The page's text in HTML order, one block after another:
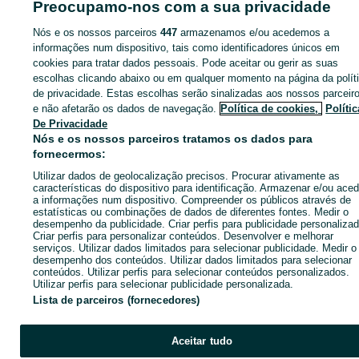
Entra na tua conta OLX ou cria uma nova para contactares
anunciante
Entrar ou criar conta
Ligar / SMS Enviar mensagem
Preocupamo-nos com a sua privacidade
Nós e os nossos parceiros447 armazenamos e/ou acedemos a
informações num dispositivo, tais como identificadores únicos em
cookies para tratar dados pessoais. Pode aceitar ou gerir as suas
escolhas clicando abaixo ou em qualquer momento na página da
de privacidade. Estas escolhas serão sinalizadas aos nossos
e não afetarão os dados de navegação. Política de cookies,
De Privacidade
Nós e os nossos parceiros tratamos os dados para
fornecermos:
Utilizar dados de geolocalização precisos. Procurar ativamente as
características do dispositivo para identificação. Armazenar e/ou
a informações num dispositivo. Compreender os públicos através de
estatísticas ou combinações de dados de diferentes fontes. Medir o
desempenho da publicidade. Criar perfis para publicidade
Criar perfis para personalizar conteúdos. Desenvolver e melhorar
serviços. Utilizar dados limitados para selecionar publicidade. Medir o
desempenho dos conteúdos. Utilizar dados limitados para selecionar
conteúdos. Utilizar perfis para selecionar conteúdos personalizados.
Utilizar perfis para selecionar publicidade personalizada.
Lista de parceiros (fornecedores)
Aceitar tudo